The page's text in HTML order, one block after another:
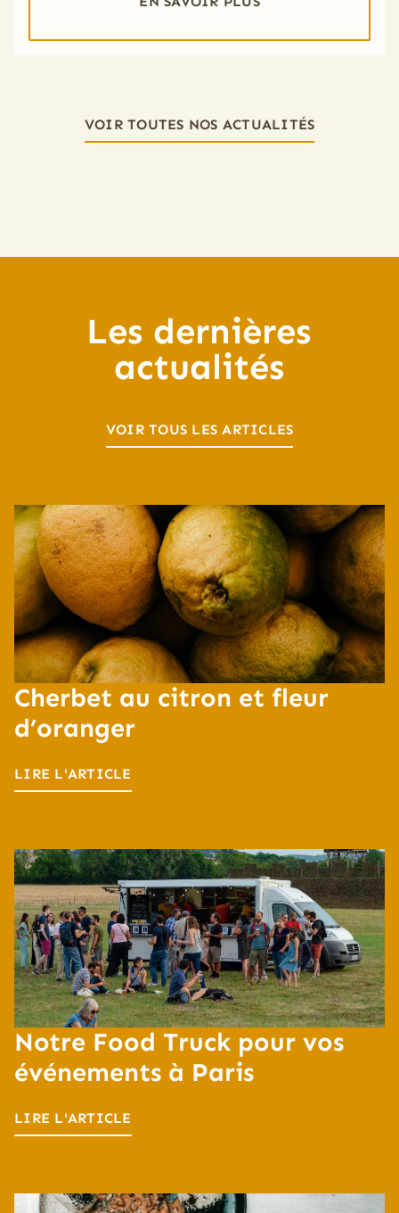
VOIR TOUTES NOS ACTUALITÉS
Les dernières
actualités
VOIR TOUS LES ARTICLES
Cherbet au citron et fleur
d’oranger
LIRE L'ARTICLE
Notre Food Truck pour vos
événements à Paris
LIRE L'ARTICLE